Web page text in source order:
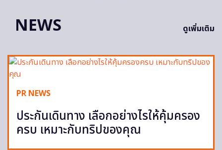
NEWS
ดูเพิ่มเติม
PR NEWS
ประกันเดินทาง เลือกอย่างไรให้คุ้มครอง
ครบ เหมาะกับทริปของคุณ